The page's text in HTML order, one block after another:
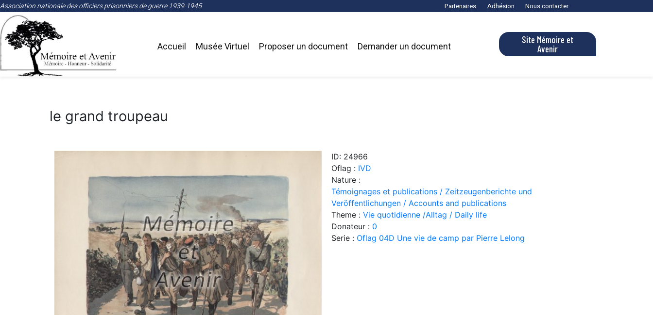
Association nationale des officiers prisonniers de guerre 1939-1945 Partenaires Adhésion Nous contacter
Accueil Musée Virtuel Proposer un document Demander un document
Site Mémoire et
Avenir
le grand troupeau
ID: 24966
Oflag : IVD
Nature :
Témoignages et publications / Zeitzeugenberichte und
Veröffentlichungen / Accounts and publications
Theme : Vie quotidienne /Alltag / Daily life
Donateur : 0
Serie : Oflag 04D Une vie de camp par Pierre Lelong